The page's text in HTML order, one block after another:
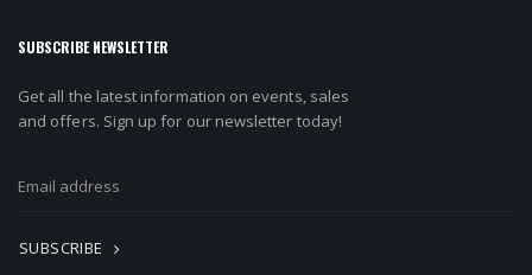
SUBSCRIBE NEWSLETTER
Get all the latest information on events, sales
and offers. Sign up for our newsletter today!
SUBSCRIBE